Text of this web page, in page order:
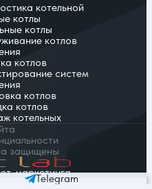
котельной
котлы
котлы
котлов
котлов
систем
котлов
котлов
котельных
защищены
маркетинга
Telegram